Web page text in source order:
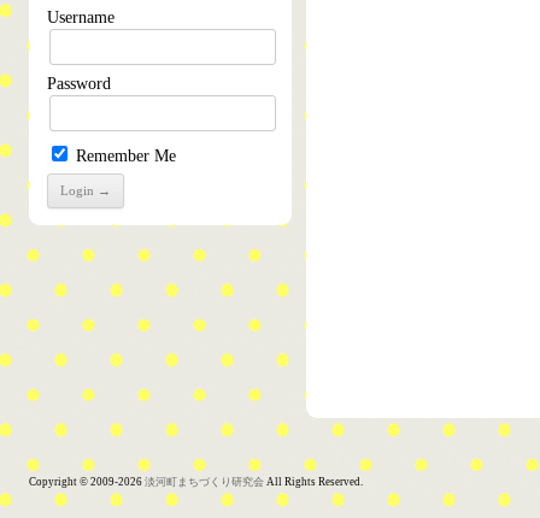
Username
Password
Remember Me
Copyright © 2009-2026 淡河町まちづくり研究会 All Rights Reserved.